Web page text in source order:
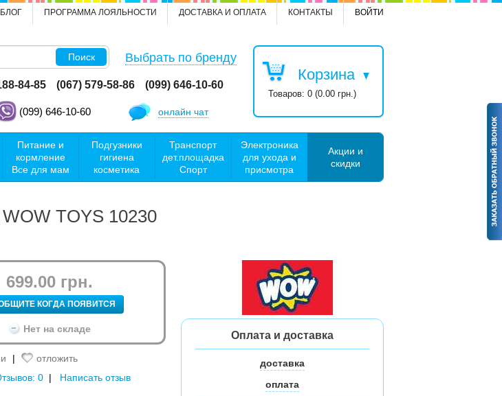
ВОЙТИ
КОНТАКТЫ
ДОСТАВКА И ОПЛАТА
ПРОГРАММА ЛОЯЛЬНОСТИ
БЛОГ
Поиск Выбрать по бренду
Корзина
Товаров: 0 (0.00 грн.)
84-85 (067) 579-58-86 (099) 646-10-60
(099) 646-10-60 онлайн чат
Питание и
кормление
Все для мам
Подгузники
гигиена
косметика
Транспорт
дет.площадка
Спорт
Электроника
для ухода и
присмотра
Акции и
скидки
TOYS 10230
699.00 грн.
КОГДА ПОЯВИТСЯ
Нет на складе
|
отложить
0 | Написать отзыв
Оплата и доставка
доставка
оплата